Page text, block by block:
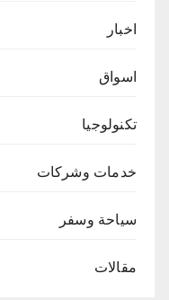
اخبار
اسواق
تكنولوجيا
خدمات وشركات
سياحة وسفر
مقالات